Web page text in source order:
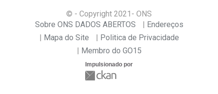
© - Copyright 2021 - ONS
Sobre ONS DADOS ABERTOS
Endereços
Mapa do Site
Politica de Privacidade
Membro do GO15
Impulsionado por